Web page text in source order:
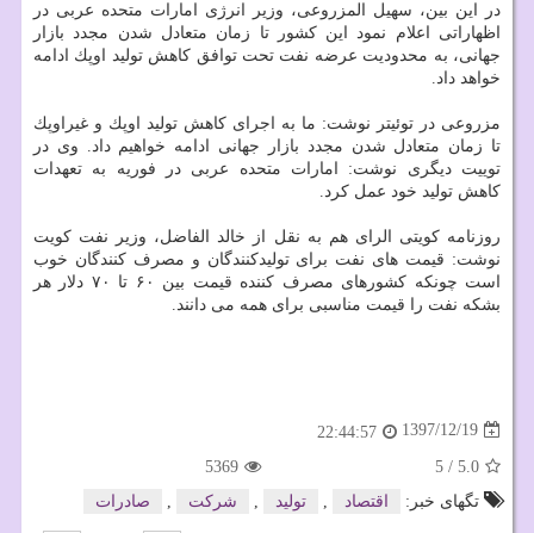
در این بین، سهیل المزروعی، وزیر انرژی امارات متحده عربی در
اظهاراتی اعلام نمود این كشور تا زمان متعادل شدن مجدد بازار
جهانی، به محدودیت عرضه نفت تحت توافق كاهش تولید اوپك ادامه
خواهد داد.
مزروعی در توئیتر نوشت: ما به اجرای كاهش تولید اوپك و غیراوپك
تا زمان متعادل شدن مجدد بازار جهانی ادامه خواهیم داد. وی در
توییت دیگری نوشت: امارات متحده عربی در فوریه به تعهدات
كاهش تولید خود عمل كرد.
روزنامه كویتی الرای هم به نقل از خالد الفاضل، وزیر نفت كویت
نوشت: قیمت های نفت برای تولیدكنندگان و مصرف كنندگان خوب
است چونكه كشورهای مصرف كننده قیمت بین ۶۰ تا ۷۰ دلار هر
بشكه نفت را قیمت مناسبی برای همه می دانند.
1397/12/19
22:44:57
5.0
/
5
5369
تگهای خبر:
اقتصاد تولید شركت صادرات